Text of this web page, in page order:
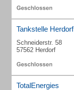
Tankstelle Herdorf
Schneiderstr. 58
57562 Herdorf
TotalEnergies